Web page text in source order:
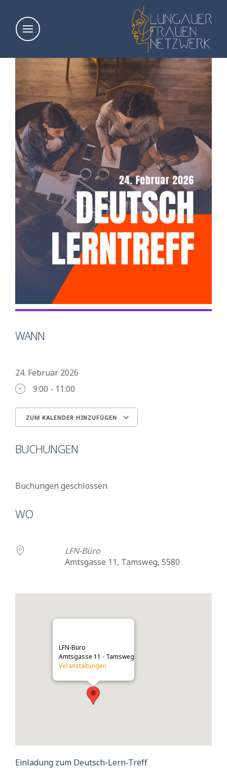
WANN
24. Februar 2026
9:00 - 11:00
ZUM KALENDER HINZUFÜGEN
BUCHUNGEN
Buchungen geschlossen
WO
LFN-Büro
Amtsgasse 11, Tamsweg, 5580
LFN-Büro
Amtsgasse 11 - Tamsweg
Veranstaltungen
Einladung zum Deutsch-Lern-Treff